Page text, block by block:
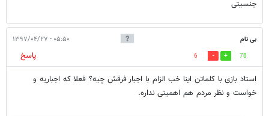
جنسیتی
بی نام ۰۵:۵۰ - ۱۳۹۷/۰۴/۲۷
78
6
پاسخ
استاد بازی با کلماتن اینا خب الزام با اجبار فرقش چیه؟ فعلا که اجباریه و
خواست و نظر مردم هم اهمیتی نداره.